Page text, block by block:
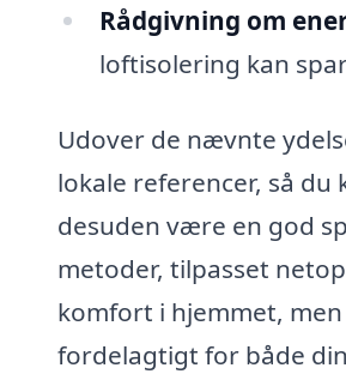
Rådgivning om
loftisolering kan
Udover de nævnte
lokale referencer, så
desuden være en god
metoder, tilpasset
komfort i hjemmet,
fordelagtigt for både